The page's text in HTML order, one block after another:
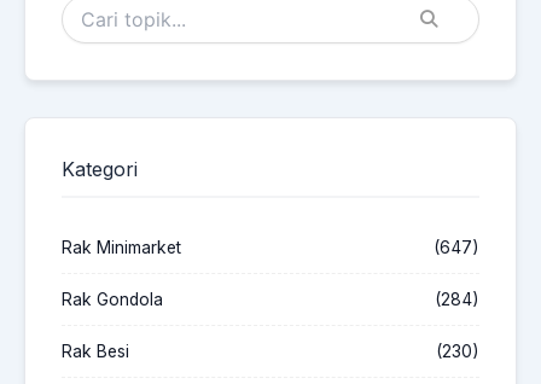
Kategori
Rak Minimarket (647)
Rak Gondola (284)
Rak Besi (230)